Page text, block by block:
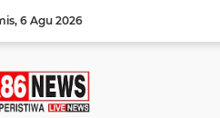
6 Agu 2026